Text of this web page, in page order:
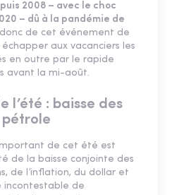
2008 – avec le choc
– dû à la pandémie de
de cet événement de
aux vacanciers les
en outre par le rapide
avant la mi-août.
l’été : baisse des
de cet été est
de la baisse conjointe des
de l’inflation, du dollar et
incontestable de